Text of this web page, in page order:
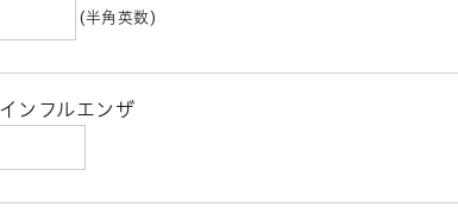
(半角英数)
インフルエンザ